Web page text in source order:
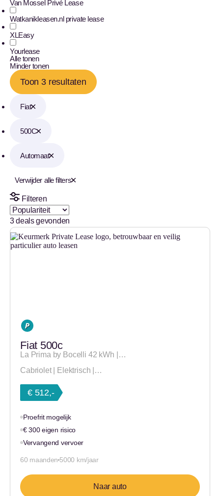
Van Mossel Privé Lease
Watkanikleasen.nl private lease
XLEasy
Yourlease
Alle tonen
Minder tonen
Toon 3 resultaten
Fiat
500C
Automaat
Verwijder alle filters
Filteren
3deals gevonden
Fiat 500c
La Prima by Bocelli 42 kWh |…
Cabriolet | Elektrisch |…
€ 512,-
Proefrit mogelijk
€ 300 eigen risico
Vervangend vervoer
60 maanden 5000 km/jaar
Naar auto